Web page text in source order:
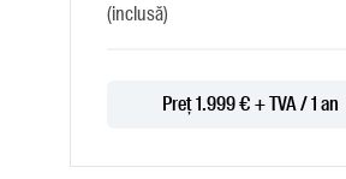
(inclusă)
Preț 1.999 € + TVA / 1 an